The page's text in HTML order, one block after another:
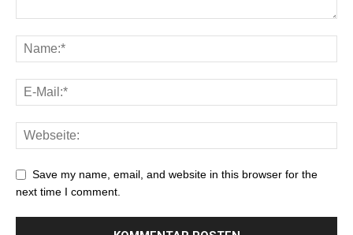
Save my name, email, and website in this browser for the
next time I comment.